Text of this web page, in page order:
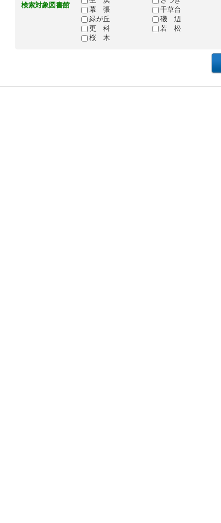
検索対象図書館
幕 張
千草台
緑が丘
磯 辺
更 科
若 松
桜 木